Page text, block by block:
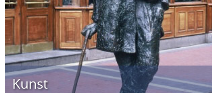
Kunst